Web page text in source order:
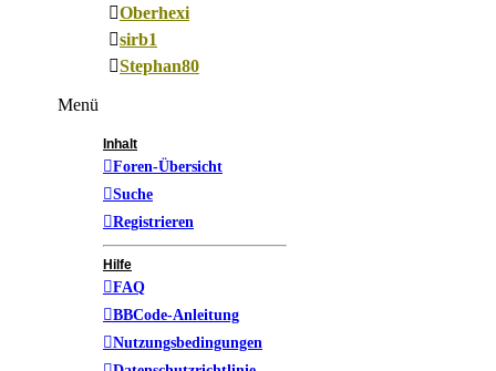
Oberhexi
sirb1
Stephan80
Menü
Inhalt
Foren-Übersicht
Suche
Registrieren
Hilfe
FAQ
BBCode-Anleitung
Nutzungsbedingungen